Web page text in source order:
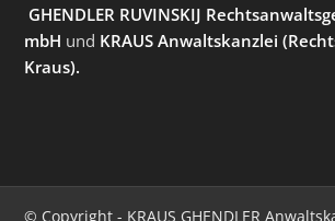
GHENDLER RUVINSKIJ
mbH und KRAUS Anwaltskanzlei
Kraus).
© Copyright - KRAUS GHENDLER